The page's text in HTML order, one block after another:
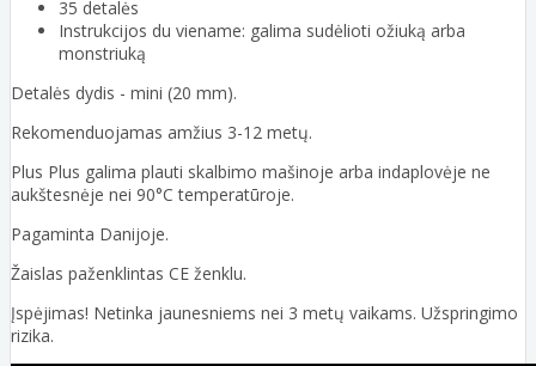
35 detalės
Instrukcijos du viename: galima sudėlioti ožiuką arba
monstriuką
Detalės dydis - mini (20 mm).
Rekomenduojamas amžius 3-12 metų.
Plus Plus galima plauti skalbimo mašinoje arba indaplovėje ne
aukštesnėje nei 90°C temperatūroje.
Pagaminta Danijoje.
Žaislas paženklintas CE ženklu.
Įspėjimas! Netinka jaunesniems nei 3 metų vaikams. Užspringimo
rizika.